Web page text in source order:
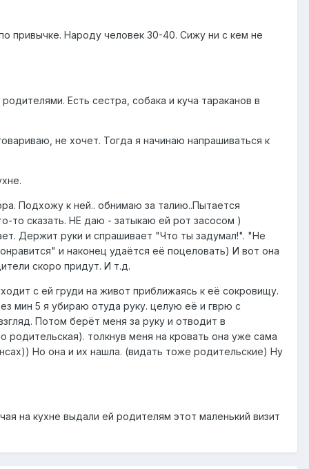
привычке. Народу человек 30-40. Сижу ни с кем не
Есть сестра, собака и куча тараканов в
не хочет. Тогда я начинаю напрашиваться к
Подхожу к ней.. обнимаю за талию..Пытается
то сказать. НЕ даю - затыкаю ей рот засосом )
Держит руки и спрашивает "Что ты задумал!". "Не
и наконец удаётся её поцеловать) И вот она
скоро придут. И т.д.
с ей груди на живот приближаясь к её сокровищу.
мин 5 я убираю отуда руку. целую её и гврю с
Потом берёт меня за руку и отводит в
родительская). толкнув меня на кровать она уже сама
Но она и их нашла. (видать тоже родительские) Ну
на кухне выдали ей родителям этот маленький визит